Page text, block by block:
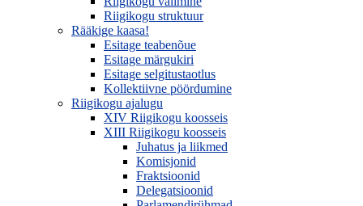
Riigikogu struktuur
Rääkige kaasa!
Esitage teabenõue
Esitage märgukiri
Esitage selgitustaotlus
Kollektiivne pöördumine
Riigikogu ajalugu
XIV Riigikogu koosseis
XIII Riigikogu koosseis
Juhatus ja liikmed
Komisjonid
Fraktsioonid
Delegatsioonid